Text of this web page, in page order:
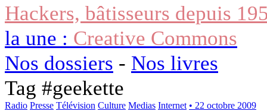
Hackers, bâtisseurs depuis
la une : Creative Commons
Nos dossiers - Nos livres
Tag #geekette
Radio Presse Télévision Culture Medias Internet • 22 octobre 2009